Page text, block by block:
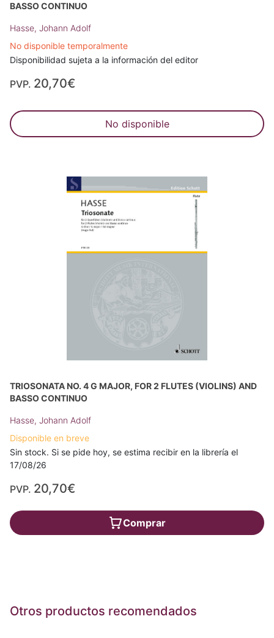
BASSO CONTINUO
Hasse, Johann Adolf
No disponible temporalmente
Disponibilidad sujeta a la información del editor
PVP. 20,70€
No disponible
TRIOSONATA NO. 4 G MAJOR, FOR 2 FLUTES (VIOLINS) AND
BASSO CONTINUO
Hasse, Johann Adolf
Disponible en breve
Sin stock. Si se pide hoy, se estima recibir en la librería el
17/08/26
PVP. 20,70€
Comprar
Otros productos recomendados